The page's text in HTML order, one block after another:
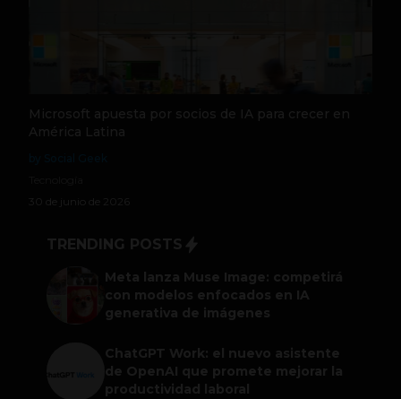
Microsoft apuesta por socios de IA para crecer en
América Latina
30 de junio de 2026
TRENDING POSTS
Meta lanza Muse Image: competirá
con modelos enfocados en IA
generativa de imágenes
ChatGPT Work: el nuevo asistente
de OpenAI que promete mejorar la
productividad laboral